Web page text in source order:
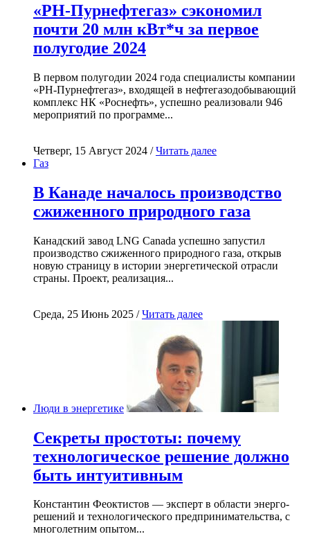
«РН-Пурнефтегаз» сэкономил
почти 20 млн кВт*ч за первое
полугодие 2024
В первом полугодии 2024 года специалисты компании
«РН-Пурнефтегаз», входящей в нефтегазодобывающий
комплекс НК «Роснефть», успешно реализовали 946
мероприятий по программе...
Четверг, 15 Август 2024 /Читать далее
Газ
В Канаде началось производство
сжиженного природного газа
Канадский завод LNG Canada успешно запустил
производство сжиженного природного газа, открыв
новую страницу в истории энергетической отрасли
страны. Проект, реализация...
Среда, 25 Июнь 2025 /Читать далее
Люди в энергетике
Секреты простоты: почему
технологическое решение должно
быть интуитивным
Константин Феоктистов — эксперт в области энерго-
решений и технологического предпринимательства, с
многолетним опытом...